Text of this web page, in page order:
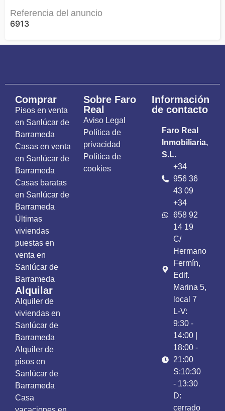
Referencia del anuncio
6913
Comprar
Pisos en venta
en Sanlúcar de
Barrameda
Casas en venta
en Sanlúcar de
Barrameda
Casas baratas
en Sanlúcar de
Barrameda
Últimas
viviendas
puestas en
venta en
Sanlúcar de
Barrameda
Alquilar
Alquiler de
viviendas en
Sanlúcar de
Barrameda
Alquiler de
pisos en
Sanlúcar de
Barrameda
Casa
Sobre Faro
Real
Aviso Legal
Política de
privacidad
Política de
cookies
Información
de contacto
Faro Real
Inmobiliaria,
S.L.
+34
956 36
43 09
+34
658 92
14 19
C/
Hermano
Fermín,
Edif.
Marina 5,
local 7
L-V:
9:30 -
14:00 |
18:00 -
21:00
S:10:30
- 13:30
D:
cerrado